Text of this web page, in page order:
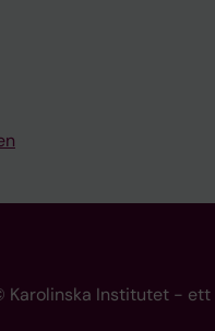
Karolinska Institutet -